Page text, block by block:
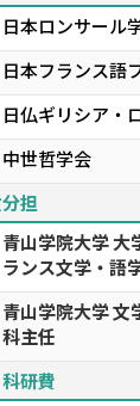
日本ロンサール
日本フランス語
日仏ギリシア・
中世哲学会
担
青山学院大学 大
ランス文学・語
青山学院大学 文
科主任
研費